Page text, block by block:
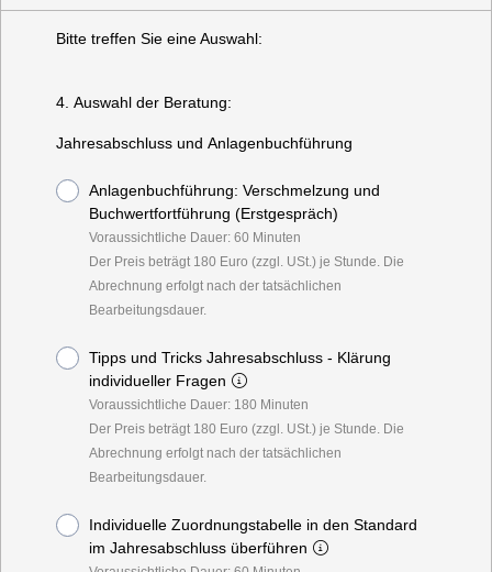
Bitte treffen Sie eine Auswahl:
4. Auswahl der Beratung:
Jahresabschluss und Anlagenbuchführung
Anlagenbuchführung: Verschmelzung und
Buchwertfortführung (Erstgespräch)
Voraussichtliche Dauer: 60 Minuten
Der Preis beträgt 180 Euro (zzgl. USt.) je Stunde. Die
Abrechnung erfolgt nach der tatsächlichen
Bearbeitungsdauer.
Tipps und Tricks Jahresabschluss - Klärung
individueller Fragen
Voraussichtliche Dauer: 180 Minuten
Der Preis beträgt 180 Euro (zzgl. USt.) je Stunde. Die
Abrechnung erfolgt nach der tatsächlichen
Bearbeitungsdauer.
Individuelle Zuordnungstabelle in den Standard
im Jahresabschluss überführen